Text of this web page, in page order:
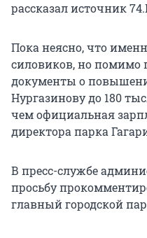
рассказал источник
Пока неясно, что
силовиков, но помимо
документы о
Нургазинову до 180
чем официальная
директора парка
В пресс-службе
просьбу
главный городской